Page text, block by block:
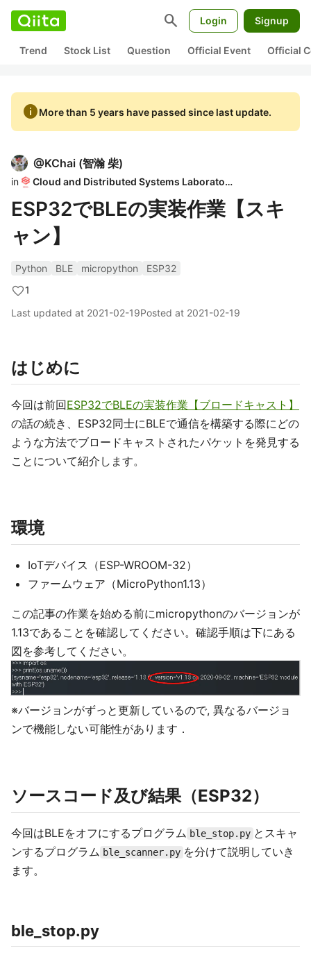
search Login Signup
Trend Stock List Question Official Event Official
infoMore than 5 years have passed since last update.
@KChai (智瀚 柴)
in Cloud and Distributed Systems Laboratory
ESP32でBLEの実装作業【スキ
ャン】
Python BLE micropython
ESP32
1
Last updated at 2021-02-19Posted at 2021-02-19
はじめに
今回は前回ESP32でBLEの実装作業【ブロードキャスト】
の話の続き、ESP32同士にBLEで通信を構築する際にどの
ような方法でブロードキャストされたパケットを発見する
ことについて紹介します。
環境
IoTデバイス（ESP-WROOM-32）
ファームウェア（MicroPython1.13）
この記事の作業を始める前にmicropythonのバージョンが
1.13であることを確認してください。確認手順は下にある
図を参考してください。
※バージョンがずっと更新しているので, 異なるバージョ
ンで機能しない可能性があります．
ソースコード及び結果（ESP32）
今回はBLEをオフにするプログラム ble_stop.py とスキャ
ンするプログラム ble_scanner.py を分けて説明していき
ます。
ble_stop.py